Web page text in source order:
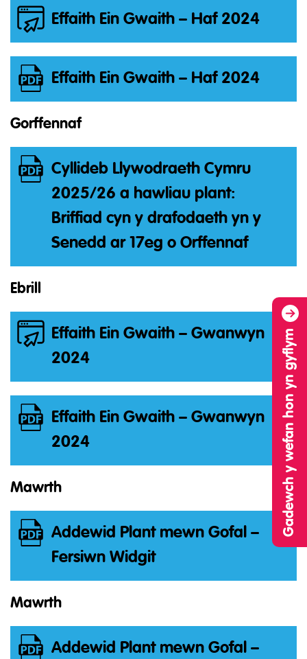
Gadewch y wefan hon yn gyflym
Effaith Ein Gwaith – Haf 2024
Effaith Ein Gwaith – Haf 2024
Gorffennaf
Cyllideb Llywodraeth Cymru
2025/26 a hawliau plant:
Briffiad cyn y drafodaeth yn y
Senedd ar 17eg o Orffennaf
Ebrill
Effaith Ein Gwaith – Gwanwyn
2024
Effaith Ein Gwaith – Gwanwyn
2024
Mawrth
Addewid Plant mewn Gofal –
Fersiwn Widgit
Mawrth
Addewid Plant mewn Gofal –